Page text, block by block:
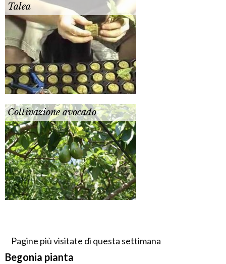
Talea
Coltivazione avocado
Pagine più visitate di questa settimana
Begonia pianta